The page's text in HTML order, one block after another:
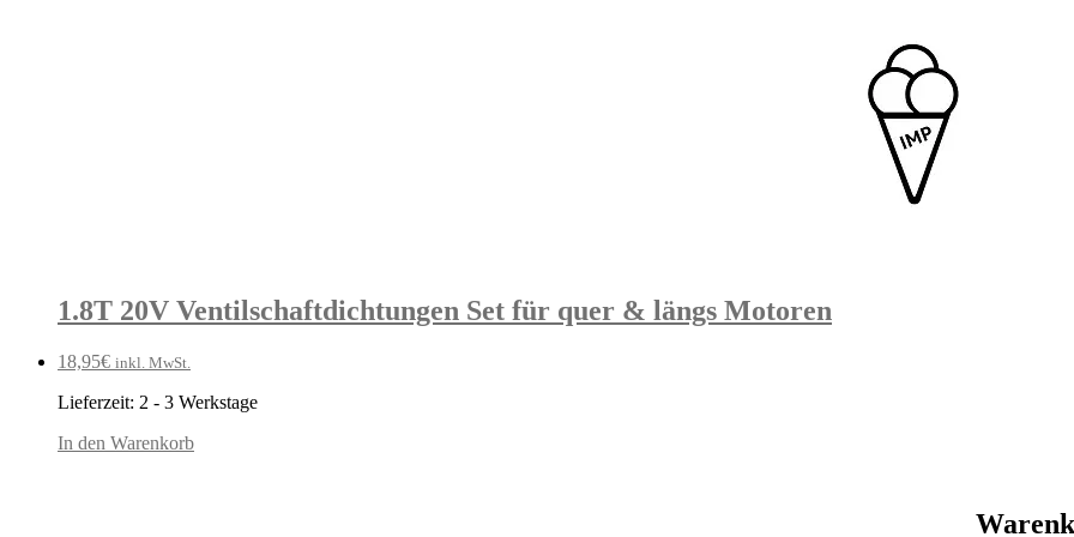
1.8T 20V Ventilschaftdichtungen Set für quer & längs Motoren
18,95€ inkl. MwSt.
Lieferzeit: 2 - 3 Werkstage
In den Warenkorb